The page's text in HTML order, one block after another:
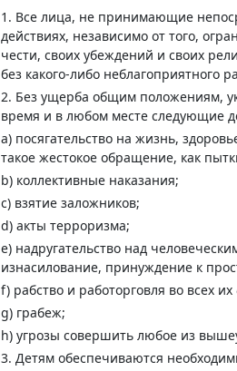
1. Все лица, не принимающие
действиях, независимо от того,
чести, своих убеждений и своих
без какого-либо неблагоприятного
2. Без ущерба общим положениям,
время и в любом месте следующие
a) посягательство на жизнь,
такое жестокое обращение, как
b) коллективные наказания;
c) взятие заложников;
d) акты терроризма;
e) надругательство над
изнасилование, принуждение к
f) рабство и работорговля во всех
g) грабеж;
h) угрозы совершить любое из
3. Детям обеспечиваются